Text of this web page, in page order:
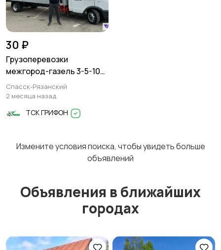
30 ₽
Грузоперевозки
межгород-газель 3-5-10
тонн
Спасск-Рязанский
2 месяца назад
ТСК ГРИФОН
Измените условия поиска, чтобы увидеть больше
объявлений
Объявления в ближайших
городах